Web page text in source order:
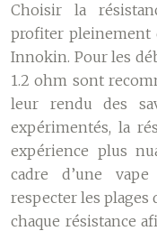
Choisir la
profiter pleinement
Innokin. Pour les
1.2 ohm sont
leur rendu des
expérimentés, la
expérience plus
cadre d’une
respecter les plages
chaque résistance